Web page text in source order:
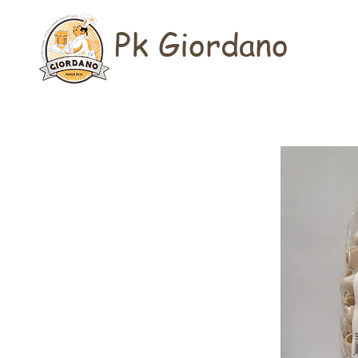
Pk Giordano